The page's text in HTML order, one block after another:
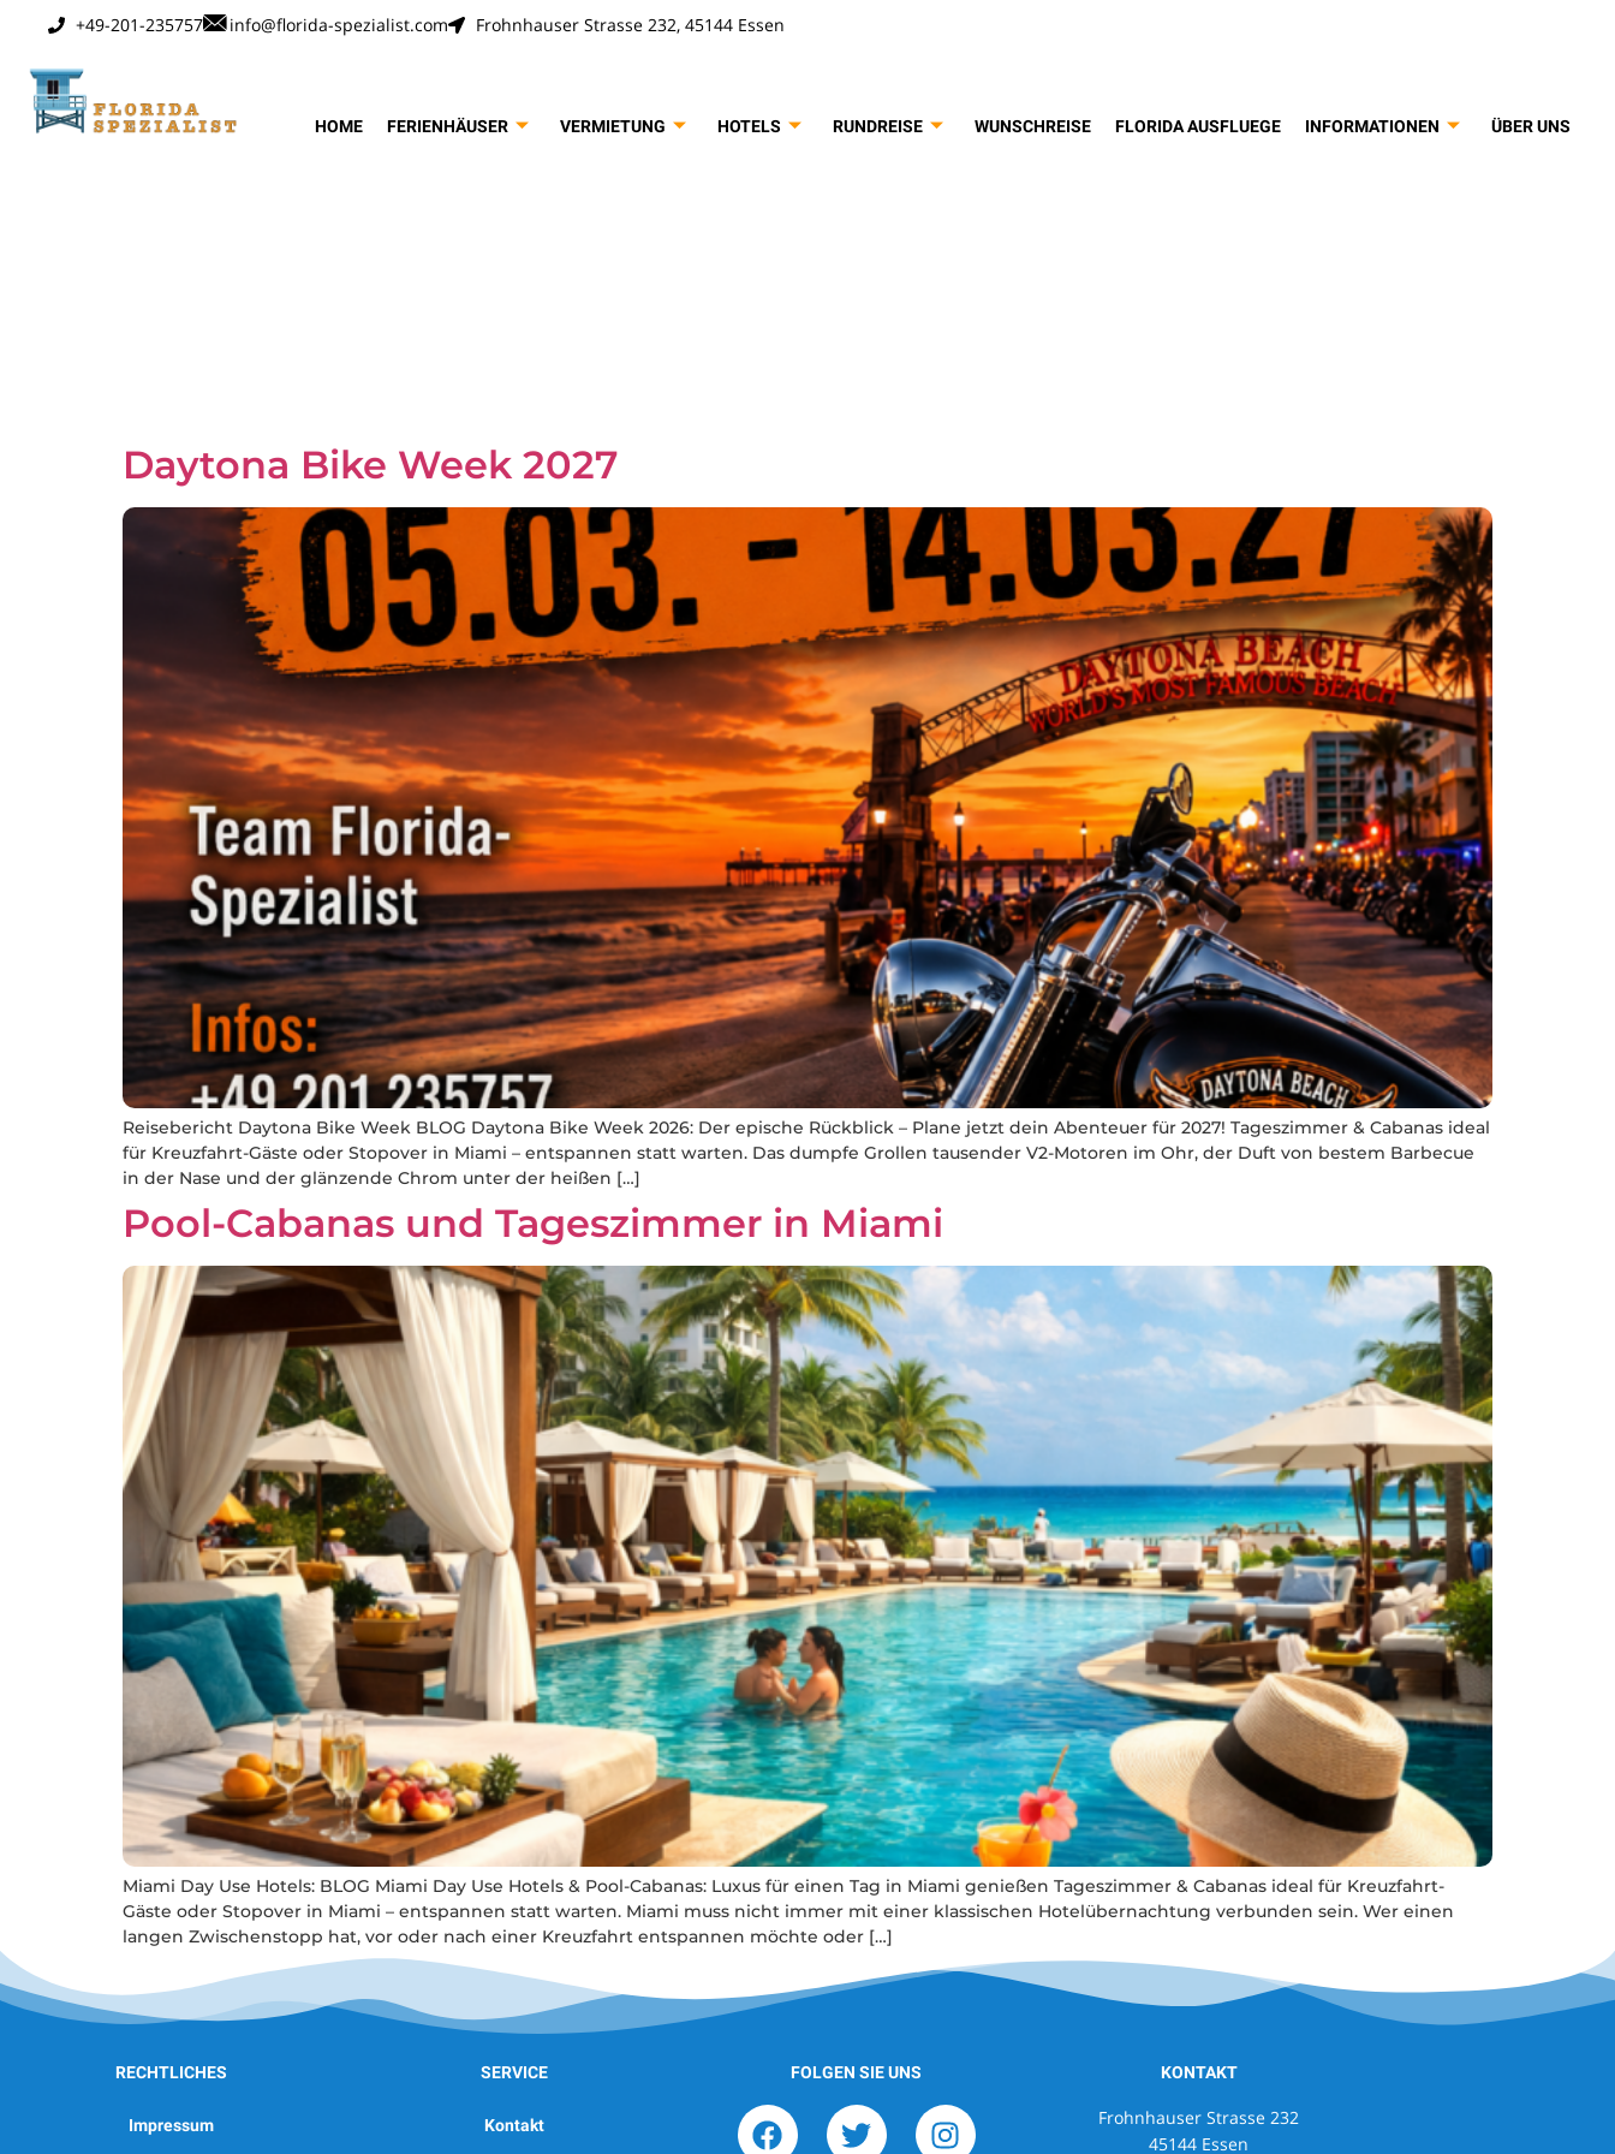
+49-201-235757 info@florida-spezialist.com Frohnhauser Strasse 232, 45144 Essen
HOME FERIENHÄUSER VERMIETUNG HOTELS RUNDREISE WUNSCHREISE FLORIDA AUSFLUEGE INFORMATIONEN ÜBER UNS
Daytona Bike Week 2027
Reisebericht Daytona Bike Week BLOG Daytona Bike Week 2026: Der epische Rückblick – Plane jetzt dein Abenteuer für 2027! Tageszimmer & Cabanas ideal
für Kreuzfahrt-Gäste oder Stopover in Miami – entspannen statt warten. Das dumpfe Grollen tausender V2-Motoren im Ohr, der Duft von bestem Barbecue
in der Nase und der glänzende Chrom unter der heißen […]
Pool-Cabanas und Tageszimmer in Miami
Miami Day Use Hotels: BLOG Miami Day Use Hotels & Pool-Cabanas: Luxus für einen Tag in Miami genießen Tageszimmer & Cabanas ideal für Kreuzfahrt-
Gäste oder Stopover in Miami – entspannen statt warten. Miami muss nicht immer mit einer klassischen Hotelübernachtung verbunden sein. Wer einen
langen Zwischenstopp hat, vor oder nach einer Kreuzfahrt entspannen möchte oder […]
RECHTLICHES
Impressum
SERVICE
Kontakt
FOLGEN SIE UNS KONTAKT
Frohnhauser Strasse 232
45144 Essen